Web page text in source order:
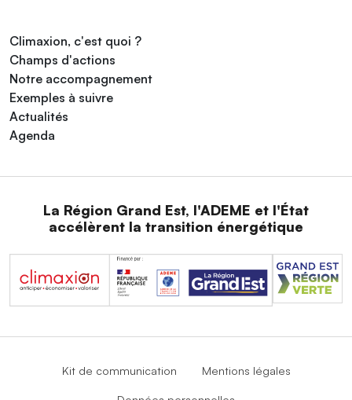
Climaxion, c'est quoi ?
Champs d'actions
Notre accompagnement
Exemples à suivre
Actualités
Agenda
La Région Grand Est, l'ADEME et l'État
accélèrent la transition énergétique
Kit de communication Mentions légales